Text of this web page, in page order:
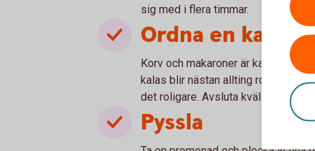
sig med i flera timmar.
Ordna en
Korv och makaroner är kanske
kalas blir nästan allting roligare.
det roligare. Avsluta
Pyssla